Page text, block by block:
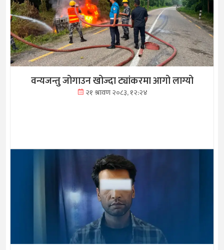
वन्यजन्तु जोगाउन खोज्दा ट्यांकरमा आगो लाग्यो
२१ श्रावण २०८३, १२:२४